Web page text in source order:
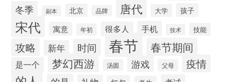
冬季 副本 北京 品牌 唐代 大学 孩子
宋代 寓意 年初 很多人 手机 技术 技能
攻略 新年 时间 春节 春节期间
是一个 梦幻西游 汤圆 游戏 父母 疫情